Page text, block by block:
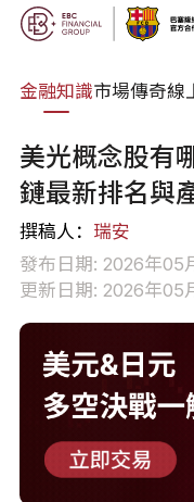
金融知識市場傳奇線
美光概念股有
鏈最新排名與
撰稿人： 瑞安
發布日期: 2026年05
更新日期: 2026年05